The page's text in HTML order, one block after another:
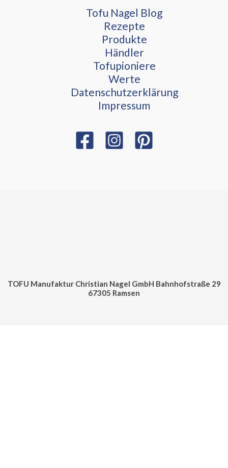
Tofu Nagel Blog
Rezepte
Produkte
Händler
Tofupioniere
Werte
Datenschutzerklärung
Impressum
TOFU Manufaktur Christian Nagel GmbH Bahnhofstraße 29
67305 Ramsen